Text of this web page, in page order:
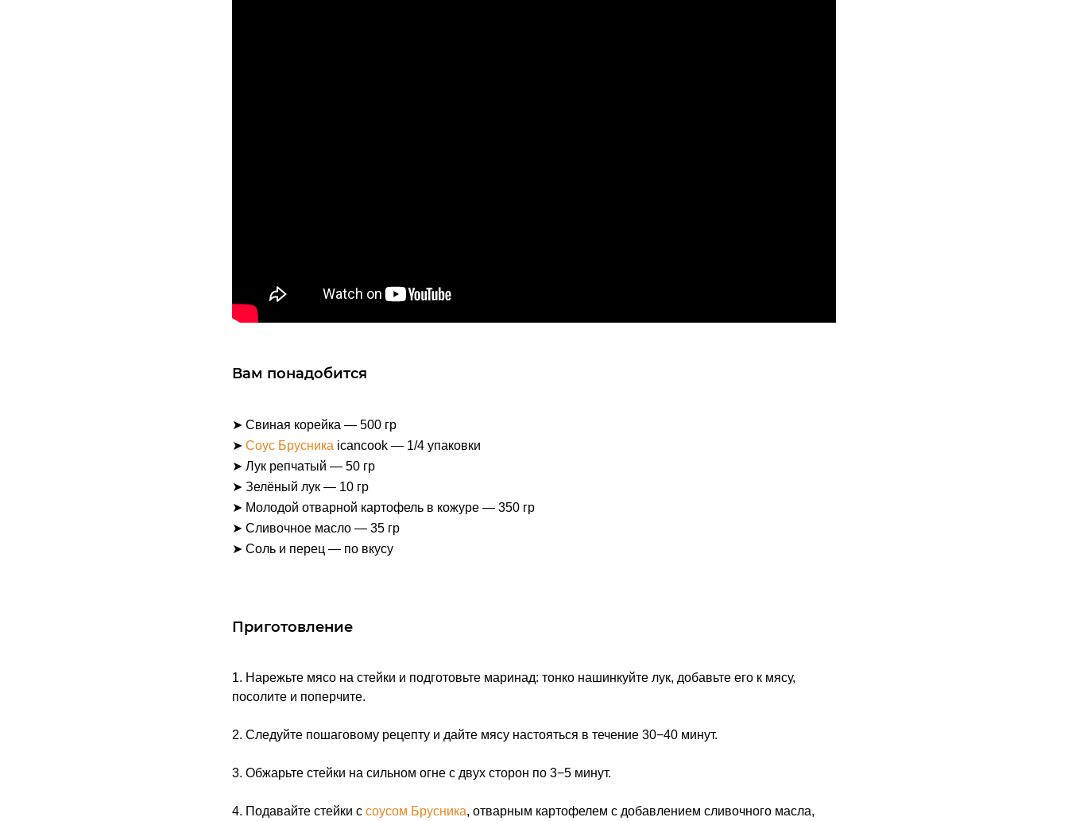
Вам понадобится
➤ Свиная корейка — 500 гр
➤ Соус Брусника icancook — 1/4 упаковки
➤ Лук репчатый — 50 гр
➤ Зелёный лук — 10 гр
➤ Молодой отварной картофель в кожуре — 350 гр
➤ Сливочное масло — 35 гр
➤ Соль и перец — по вкусу
Приготовление
1. Нарежьте мясо на стейки и подготовьте маринад: тонко нашинкуйте лук, добавьте его к мясу,
посолите и поперчите.
2. Следуйте пошаговому рецепту и дайте мясу настояться в течение 30−40 минут.
3. Обжарьте стейки на сильном огне с двух сторон по 3−5 минут.
4. Подавайте стейки с соусом Брусника, отварным картофелем с добавлением сливочного масла,